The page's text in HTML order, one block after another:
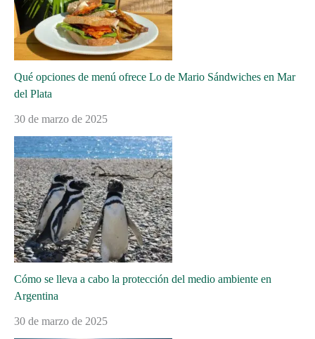
Qué opciones de menú ofrece Lo de Mario Sándwiches en Mar
del Plata
30 de marzo de 2025
Cómo se lleva a cabo la protección del medio ambiente en
Argentina
30 de marzo de 2025